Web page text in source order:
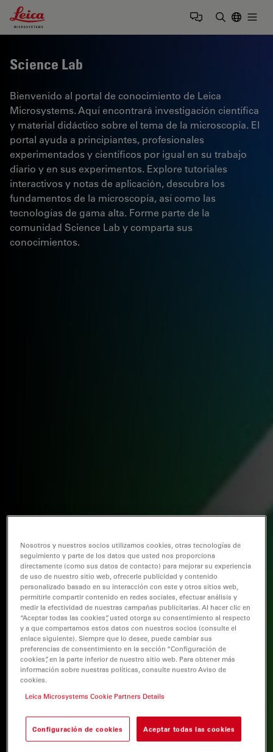
Leica Microsystems Logo
Science Lab
Bienvenido al portal de conocimiento de Leica
Microsystems. Aquí encontrará investigación científica
y material didáctico sobre el tema de la microscopía. El
portal ayuda a principiantes, profesionales
experimentados y científicos por igual en su trabajo
diario y en sus experimentos. Explore tutoriales
interactivos y notas de aplicación, descubra los
fundamentos de la microscopía, así como las
tecnologías de gama alta. Forme parte de la
comunidad Science Lab y comparta sus
conocimientos.
Nosotros y nuestros socios utilizamos cookies, otras tecnologías de
seguimiento y parte de los datos que usted nos proporciona
directamente (como sus datos de contacto) para mejorar su experiencia
de uso de nuestro sitio web, ofrecerle publicidad y contenido
personalizado basado en su interacción con este y otros sitios web,
permitirle compartir contenido en redes sociales, efectuar análisis y
medir la efectividad de nuestras campañas publicitarias. Al hacer clic en
“Aceptar todas las cookies”, usted otorga su consentimiento al respecto
y a que compartamos estos datos con nuestros socios (consulte el
enlace siguiente). Siempre que lo desee, puede cambiar sus
preferencias de consentimiento en la sección “Configuración de
cookies”, en la parte inferior de nuestro sitio web. Para obtener más
información sobre nuestras políticas, consulte nuestro Aviso de
cookies.
Leica Microsystems Cookie Partners Details
Configuración de cookies Aceptar todas las cookies